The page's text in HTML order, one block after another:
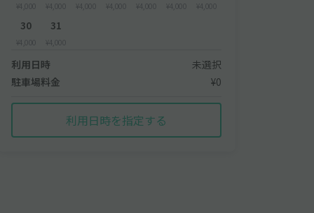
¥4,000 ¥4,000 ¥4,000 ¥4,000 ¥4,000 ¥4,000 ¥4,000
30
¥4,000
31
¥4,000
利用日時
未選択
駐車場料金
¥0
利用日時を指定する